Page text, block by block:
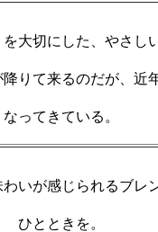
大切にした、やさし
りて来るのだが、近
ってきている。
いが感じられるブレ
とときを。